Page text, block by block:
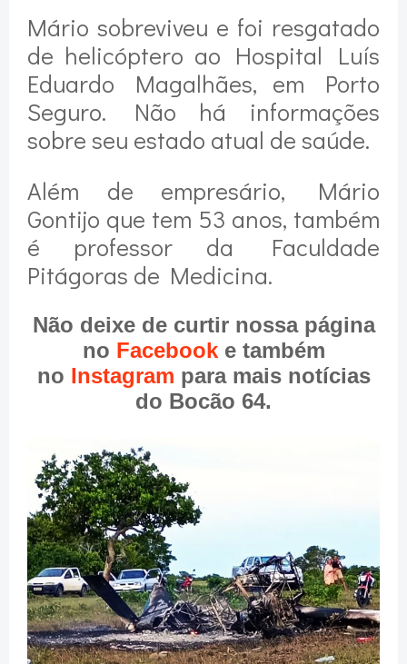
Mário sobreviveu e foi resgatado
de helicóptero ao Hospital Luís
Eduardo Magalhães, em Porto
Seguro. Não há informações
sobre seu estado atual de saúde.
Além de empresário, Mário
Gontijo que tem 53 anos, também
é professor da Faculdade
Pitágoras de Medicina.
Não deixe de curtir nossa página
no Facebooke também
no Instagram para mais notícias
do Bocão 64.